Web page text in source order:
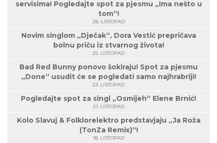
servisima! Pogledajte spot za pjesmu „Ima nešto u
tom“!
28. LISTOPAD
Novim singlom „Dječak“, Dora Vestić prepričava
bolnu priču iz stvarnog života!
25. LISTOPAD
Bad Red Bunny ponovo šokiraju! Spot za pjesmu
„Done“ usudit će se pogledati samo najhrabriji!
23. LISTOPAD
Pogledajte spot za singl „Osmijeh“ Elene Brnić!
21. LISTOPAD
Kolo Slavuj & Folklorelektro predstavjaju „Ja Roža
(TonZa Remix)“!
18. LISTOPAD